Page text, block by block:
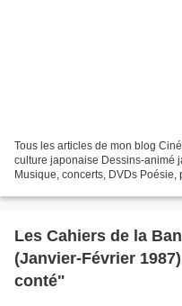
Tous les articles de mon blog
culture japonaise Dessins-animé
Musique, concerts, DVDs
Les Cahiers de la
(Janvier-Février
conté"